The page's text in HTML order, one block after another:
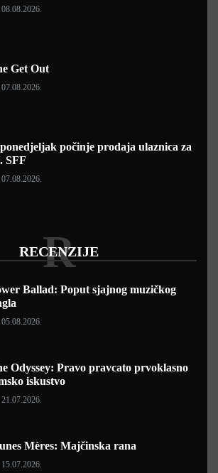
08.08.2026.
Get Out
07.08.2026.
počinje prodaja ulaznica za
SFF
07.08.2026.
RECENZIJE
R
Ballad: Poput sjajnog muzičkog
05.08.2026.
Odyssey: Pravo pravcato prvoklasno
iskustvo
21.07.2026.
Mères: Majčinska rana
15.07.2026.